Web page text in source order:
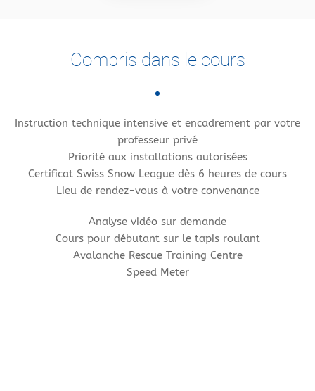
Compris dans le cours
Instruction technique intensive et encadrement par votre
professeur privé
Priorité aux installations autorisées
Certificat Swiss Snow League dès 6 heures de cours
Lieu de rendez-vous à votre convenance
Analyse vidéo sur demande
Cours pour débutant sur le tapis roulant
Avalanche Rescue Training Centre
Speed Meter